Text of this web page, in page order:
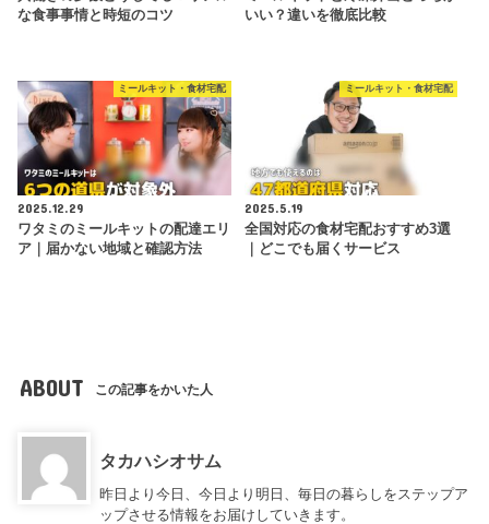
な食事事情と時短のコツ
いい？違いを徹底比較
ミールキット・食材宅配
2025.12.29
ワタミのミールキットの配達エリ
ア｜届かない地域と確認方法
ミールキット・食材宅配
2025.5.19
全国対応の食材宅配おすすめ3選
｜どこでも届くサービス
ABOUT この記事をかいた人
タカハシオサム
昨日より今日、今日より明日、毎日の暮らしをステップア
ップさせる情報をお届けしていきます。